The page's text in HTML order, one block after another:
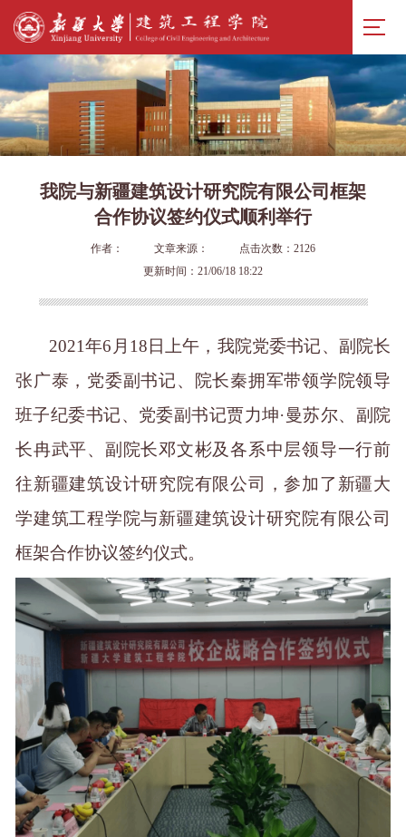
我院与新疆建筑设计研究院有限公司框架
合作协议签约仪式顺利举行
作者： 文章来源： 点击次数： 2126
更新时间：21/06/18 18:22
2021年6月18日上午，我院党委书记、副院长
张广泰 ，党委副书记、 院长秦拥军带领学院领导
班子纪委书记、党委副书记贾力坤·曼苏尔、副院
长冉武平、副院长邓文彬及各系中层领导一行前
往新疆建筑设计研究院有限公司，参加了新疆大
学建筑工程学院与新疆建筑设计研究院有限公司
框架合作协议签约仪式。